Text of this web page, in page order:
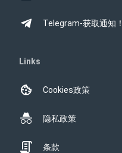
Telegram-获取通知！
Links
Cookies政策
隐私政策
条款